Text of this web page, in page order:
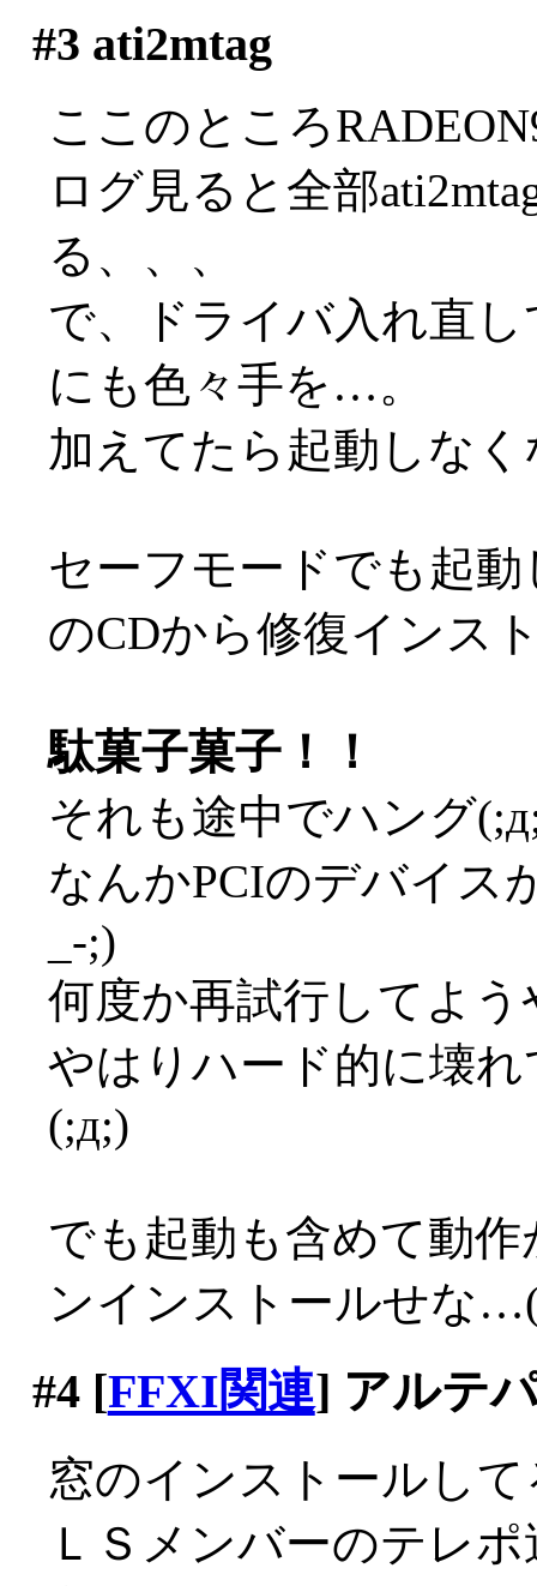
#3 ati2mtag
ここのところ
ログ見ると全部
る、、、
で、ドライバ入れ直
にも色々手を…。
加えてたら起動しな
セーフモードでも起
のCDから修復インス
駄菓子菓子！！
それも途中でハング
なんかPCIのデバイ
_-;)
何度か再試行してよ
やはりハード的に壊
(;д;)
でも起動も含めて動
ンインストールせな
#4[FFXI関連] アルテ
窓のインストールし
ＬＳメンバーのテレ